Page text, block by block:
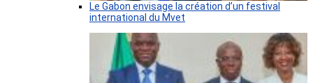
Le Gabon envisage la création d’un festival
international du Mvet